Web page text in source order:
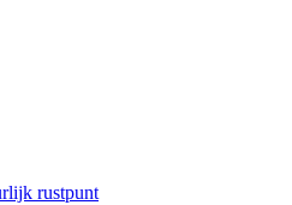
rustpunt